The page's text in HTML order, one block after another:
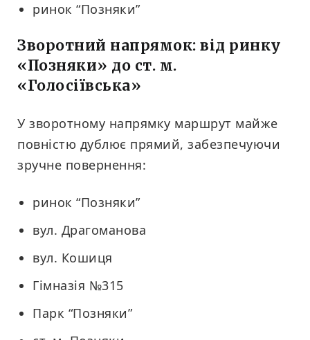
ринок “Позняки”
Зворотний напрямок: від ринку
«Позняки» до ст. м.
«Голосіївська»
У зворотному напрямку маршрут майже
повністю дублює прямий, забезпечуючи
зручне повернення:
ринок “Позняки”
вул. Драгоманова
вул. Кошиця
Гімназія №315
Парк “Позняки”